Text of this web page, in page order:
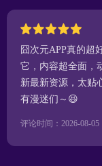
囧次元APP真的超
它，内容超全面，
新最新资源，太贴
有漫迷们～😆
评论时间：2026-08-05